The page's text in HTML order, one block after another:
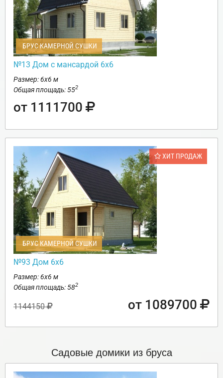
БРУС КАМЕРНОЙ СУШКИ
№13 Дом с мансардой 6х6
Размер: 6х6 м
Общая площадь: 552
от 1111700
ХИТ ПРОДАЖ
БРУС КАМЕРНОЙ СУШКИ
№93 Дом 6х6
Размер: 6х6 м
Общая площадь: 582
1144150 от 1089700
Садовые домики из бруса